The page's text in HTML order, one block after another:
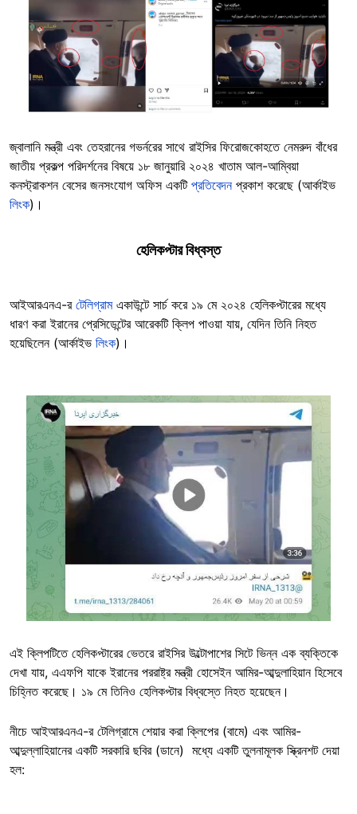
জ্বালানি মন্ত্রী এবং তেহরানের গভর্নরের সাথে রাইসির ফিরোজকোহতে নেমরুদ বাঁধের
জাতীয় প্রকল্প পরিদর্শনের বিষয়ে ১৮ জানুয়ারি ২০২৪ খাতাম আল-আম্বিয়া
কনস্ট্রাকশন বেসের জনসংযোগ অফিস একটি প্রতিবেদন প্রকাশ করেছে (আর্কাইভ
লিংক)।
হেলিকপ্টার বিধ্বস্ত
আইআরএনএ-র টেলিগ্রাম একাউন্টে সার্চ করে ১৯ মে ২০২৪ হেলিকপ্টারের মধ্যে
ধারণ করা ইরানের প্রেসিডেন্টের আরেকটি ক্লিপ পাওয়া যায়, যেদিন তিনি নিহত
হয়েছিলেন (আর্কাইভ লিংক)।
Image
এই ক্লিপটিতে হেলিকপ্টারের ভেতরে রাইসির উল্টোপাশের সিটে ভিন্ন এক ব্যক্তিকে
দেখা যায়, এএফপি যাকে ইরানের পররাষ্ট্র মন্ত্রী হোসেইন আমির-আব্দুলাহিয়ান হিসেবে
চিহ্নিত করেছে। ১৯ মে তিনিও হেলিকপ্টার বিধ্বস্তে নিহত হয়েছেন।
নীচে আইআরএনএ-র টেলিগ্রামে শেয়ার করা ক্লিপের (বামে) এবং আমির-
আব্দুল্লাহিয়ানের একটি সরকারি ছবির (ডানে) মধ্যে একটি তুলনামূলক স্ক্রিনশট দেয়া
হল: